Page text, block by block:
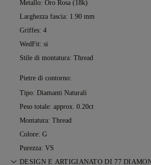
Metallo: Oro Rosa (18k)
Larghezza fascia: 1.90 mm
Griffes: 4
WedFit: si
Stile di montatura: Thread
Pietre di contorno:
Tipo: Diamanti Naturali
Peso totale: approx. 0.20ct
Montatura: Thread
Colore: G
Purezza: VS
DESIGN E ARTIGIANATO DI 77